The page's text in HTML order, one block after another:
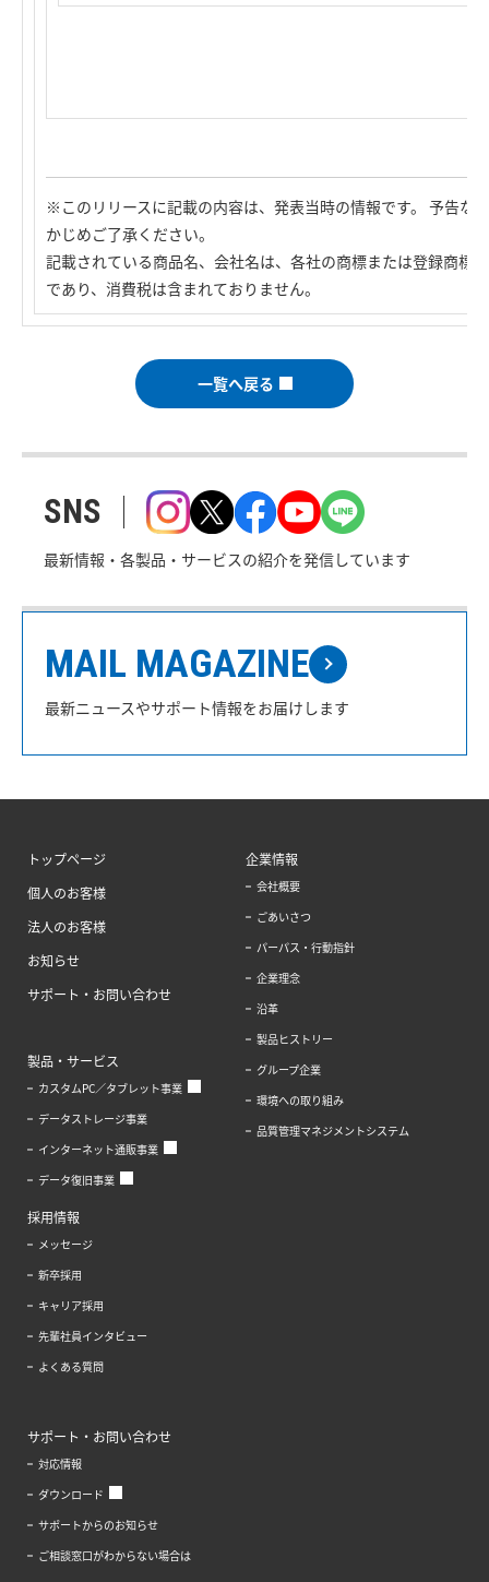
※このリリースに記載の内容は、発表当時の情報です。 予告な
かじめご了承ください。
記載されている商品名、会社名は、各社の商標または登録商標
であり、消費税は含まれておりません。
一覧へ戻る
SNS
最新情報・各製品・サービスの紹介を発信しています
MAIL MAGAZINE
最新ニュースやサポート情報をお届けします
トップページ
個人のお客様
法人のお客様
お知らせ
サポート・お問い合わせ
製品・サービス
カスタムPC／タブレット事業
データストレージ事業
インターネット通販事業
データ復旧事業
企業情報
会社概要
ごあいさつ
パーパス・行動指針
企業理念
沿革
製品ヒストリー
グループ企業
環境への取り組み
品質管理マネジメントシステム
採用情報
メッセージ
新卒採用
キャリア採用
先輩社員インタビュー
よくある質問
サポート・お問い合わせ
対応情報
ダウンロード
サポートからのお知らせ
ご相談窓口がわからない場合は